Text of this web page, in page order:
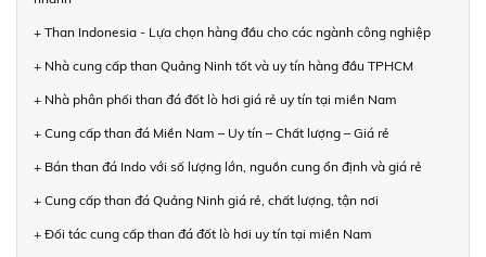
+ Than Indonesia - Lựa chọn hàng đầu cho các ngành công nghiệp
+ Nhà cung cấp than Quảng Ninh tốt và uy tín hàng đầu TPHCM
+ Nhà phân phối than đá đốt lò hơi giá rẻ uy tín tại miền Nam
+ Cung cấp than đá Miền Nam – Uy tín – Chất lượng – Giá rẻ
+ Bán than đá Indo với số lượng lớn, nguồn cung ổn định và giá rẻ
+ Cung cấp than đá Quảng Ninh giá rẻ, chất lượng, tận nơi
+ Đối tác cung cấp than đá đốt lò hơi uy tín tại miền Nam